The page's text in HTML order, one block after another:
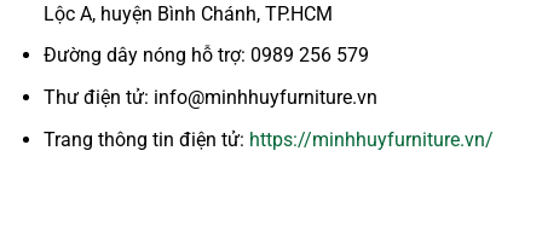
Lộc A, huyện Bình Chánh, TP.HCM
Đường dây nóng hỗ trợ: 0989 256 579
Thư điện tử: info@minhhuyfurniture.vn
Trang thông tin điện tử: https://minhhuyfurniture.vn/